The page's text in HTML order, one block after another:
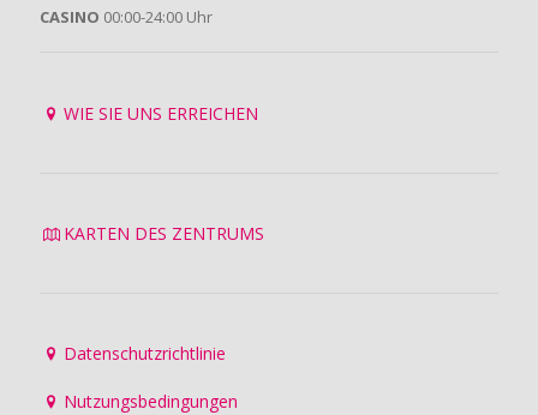
CASINO 00:00-24:00 Uhr
WIE SIE UNS ERREICHEN
KARTEN DES ZENTRUMS
Datenschutzrichtlinie
Nutzungsbedingungen